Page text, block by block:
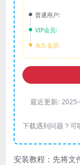
普通用户:
VIP会员:
永久会员:
最近更新:
下载遇到问题？可
安装教程：先将文